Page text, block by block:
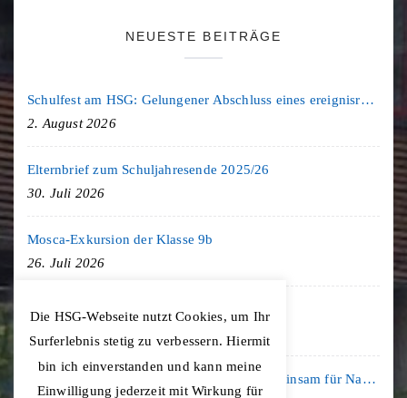
NEUESTE BEITRÄGE
Schulfest am HSG: Gelungener Abschluss eines ereignisreichen Schuljahres
2. August 2026
Elternbrief zum Schuljahresende 2025/26
30. Juli 2026
Mosca-Exkursion der Klasse 9b
26. Juli 2026
Freiburg-Exkursion des Geschichte LK
20. Juli 2026
Kooperation mit der KLIMA ARENA: Gemeinsam für Nachhaltigkeit und Klimaschutz
Die HSG-Webseite nutzt Cookies, um Ihr
Surferlebnis stetig zu verbessern. Hiermit
bin ich einverstanden und kann meine
Einwilligung jederzeit mit Wirkung für